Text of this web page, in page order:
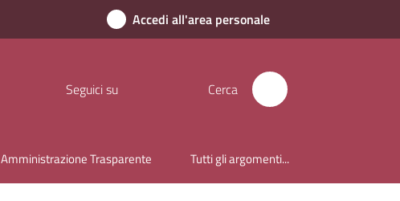
Accedi all'area personale
Seguici su Cerca
Amministrazione Trasparente Tutti gli argomenti...